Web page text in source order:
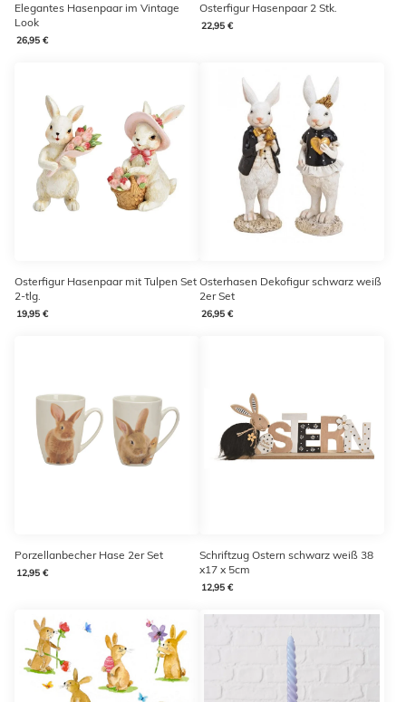
Elegantes Hasenpaar im Vintage
Look
26,95 €
Osterfigur Hasenpaar 2 Stk.
22,95 €
Osterfigur Hasenpaar mit Tulpen Set
2-tlg.
19,95 €
Osterhasen Dekofigur schwarz weiß
2er Set
26,95 €
Porzellanbecher Hase 2er Set
12,95 €
Schriftzug Ostern schwarz weiß 38
x17 x 5cm
12,95 €